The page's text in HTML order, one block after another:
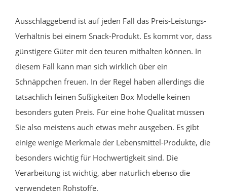
Ausschlaggebend ist auf jeden Fall das Preis-Leistungs-
Verhältnis bei einem Snack-Produkt. Es kommt vor, dass
günstigere Güter mit den teuren mithalten können. In
diesem Fall kann man sich wirklich über ein
Schnäppchen freuen. In der Regel haben allerdings die
tatsächlich feinen Süßigkeiten Box Modelle keinen
besonders guten Preis. Für eine hohe Qualität müssen
Sie also meistens auch etwas mehr ausgeben. Es gibt
einige wenige Merkmale der Lebensmittel-Produkte, die
besonders wichtig für Hochwertigkeit sind. Die
Verarbeitung ist wichtig, aber natürlich ebenso die
verwendeten Rohstoffe.